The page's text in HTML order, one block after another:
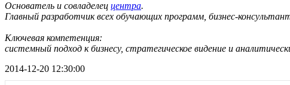
Основатель и совладелец центра.
Главный разработчик всех обучающих программ, бизнес-
Ключевая компетенция:
системный подход к бизнесу, стратегическое видение и
2014-12-20 12:30:00